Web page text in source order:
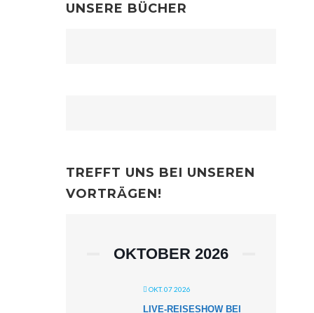
UNSERE BÜCHER
TREFFT UNS BEI UNSEREN
VORTRÄGEN!
OKTOBER 2026
OKT. 07 2026
LIVE-REISESHOW BEI